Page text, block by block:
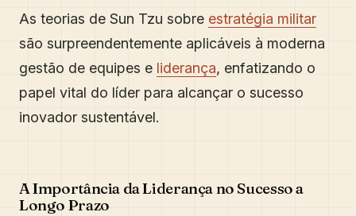
As teorias de Sun Tzu sobre estratégia militar
são surpreendentemente aplicáveis à moderna
gestão de equipes e liderança, enfatizando o
papel vital do líder para alcançar o sucesso
inovador sustentável.
A Importância da Liderança no Sucesso a
Longo Prazo